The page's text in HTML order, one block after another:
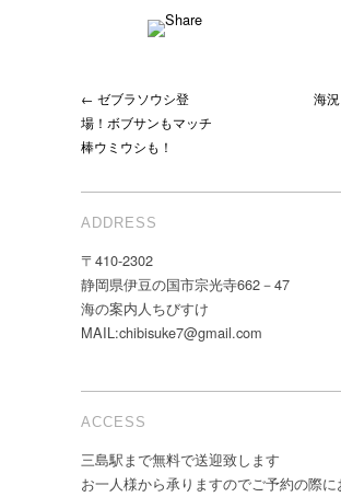
← ゼブラソウシ登
場！ボブサンもマッチ
棒ウミウシも！
海
ADDRESS
〒410-2302
静岡県伊豆の国市宗光寺662－47
海の案内人ちびすけ
MAIL:chibisuke7@gmail.com
ACCESS
三島駅まで無料で送迎致します
お一人様から承りますのでご予約の際